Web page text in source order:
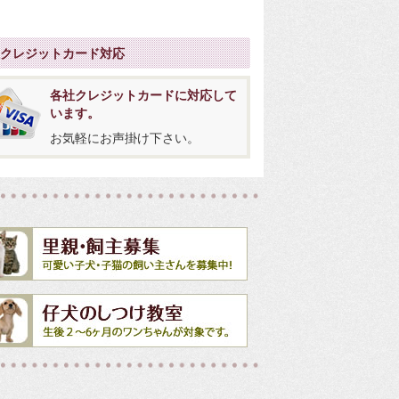
レジットカード対応
各社クレジットカードに対応して
います。
お気軽にお声掛け下さい。